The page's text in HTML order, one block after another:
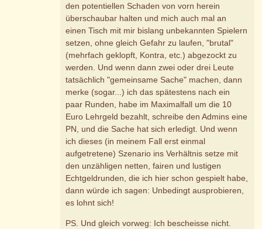
den potentiellen Schaden von vorn herein
überschaubar halten und mich auch mal an
einen Tisch mit mir bislang unbekannten Spielern
setzen, ohne gleich Gefahr zu laufen, "brutal"
(mehrfach geklopft, Kontra, etc.) abgezockt zu
werden. Und wenn dann zwei oder drei Leute
tatsächlich "gemeinsame Sache" machen, dann
merke (sogar...) ich das spätestens nach ein
paar Runden, habe im Maximalfall um die 10
Euro Lehrgeld bezahlt, schreibe den Admins eine
PN, und die Sache hat sich erledigt. Und wenn
ich dieses (in meinem Fall erst einmal
aufgetretene) Szenario ins Verhältnis setze mit
den unzähligen netten, fairen und lustigen
Echtgeldrunden, die ich hier schon gespielt habe,
dann würde ich sagen: Unbedingt ausprobieren,
es lohnt sich!
PS. Und gleich vorweg: Ich bescheisse nicht.